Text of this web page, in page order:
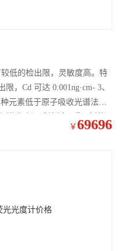
，Cd 可达 0.001ng·cm- 3、
元素低于原子吸收光谱法的
激发光源成比例，采用新的
￥ 69696